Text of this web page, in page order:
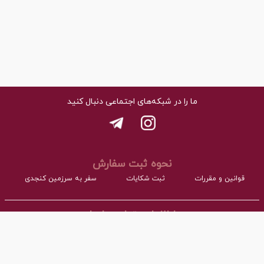
ما را در شبکه‌های اجتماعی دنبال کنید
نحوه ثبت سفارش
قوانین و مقررات ثبت شکایات سفر به سرزمین کنجدی
اطلاعات تماس با ما